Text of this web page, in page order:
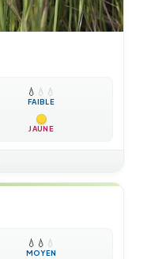
💧 💧 💧
FAIBLE
JAUNE
💧 💧 💧
MOYEN